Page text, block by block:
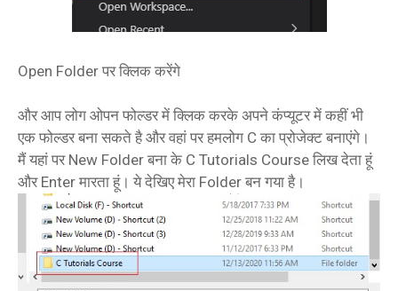
Open Folder पर क्लिक करेंगे
और आप लोग ओपन फोल्डर में क्लिक करके अपने कंप्यूटर में कहीं भी
एक फोल्डर बना सकते है और वहां पर हमलोग C का प्रोजेक्ट बनाएंगे।
मैं यहां पर New Folder बना के C Tutorials Course लिख देता हूं
और Enter मारता हूं। ये देखिए मेरा Folder बन गया है।